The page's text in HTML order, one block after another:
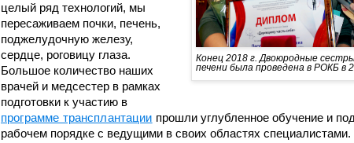
Конец 2018 г. Двоюродные
печени была проведена в РОКБ в
целый ряд технологий, мы
пересаживаем почки, печень,
поджелудочную железу,
сердце, роговицу глаза.
Большое количество наших
врачей и медсестер в рамках
подготовки к участию в
программе трансплантации прошли углубленное обучение и
рабочем порядке с ведущими в своих областях